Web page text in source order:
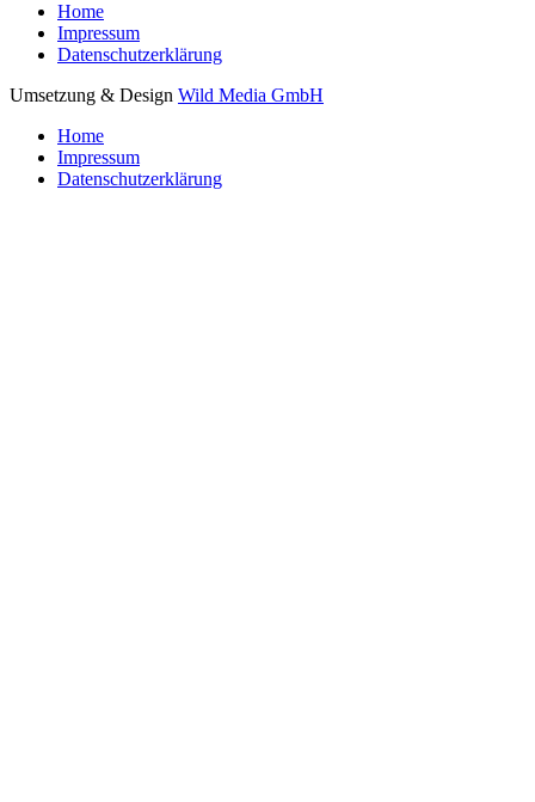
Home
Impressum
Datenschutzerklärung
Umsetzung & Design Wild Media GmbH
Home
Impressum
Datenschutzerklärung